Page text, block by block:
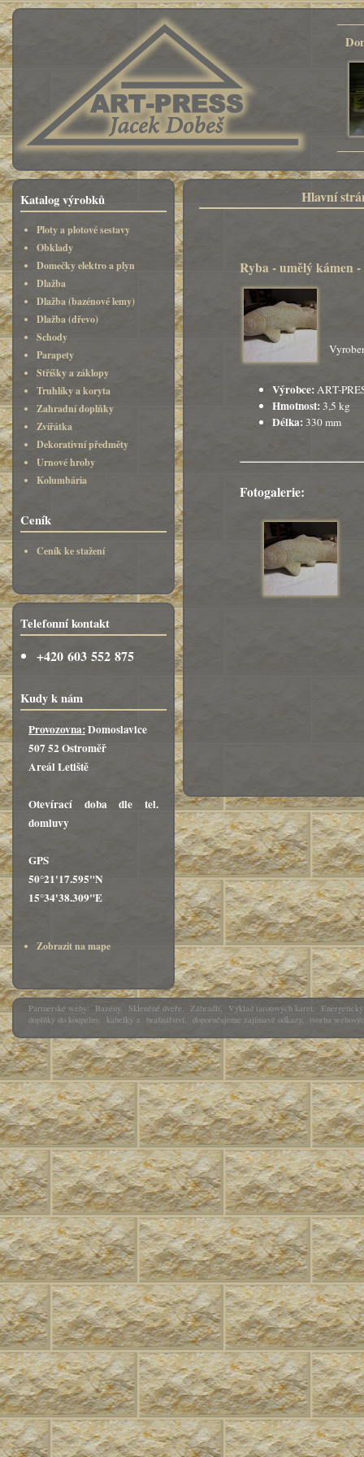
Katalog výrobků
Ploty a plotové sestavy
Obklady
Domečky elektro a plyn
Dlažba
Dlažba (bazénové lemy)
Dlažba (dřevo)
Schody
Parapety
Stříšky a záklopy
Truhlíky a koryta
Zahradní doplňky
Zvířátka
Dekorativní předměty
Urnové hroby
Kolumbária
Ceník
Ceník ke stažení
Telefonní kontakt
+420 603 552 875
Kudy k nám
Provozovna:Domoslavice
507 52 Ostroměř
Areál Letiště
Otevírací doba dle tel.
domluvy
GPS
50°21'17.595"N
15°34'38.309"E
Zobrazit na mape
Hlavní
Ryba - umělý kámen -
Výrobce:ART-
Hmotnost:3,5 kg
Délka:330 mm
Fotogalerie:
Partnerské weby: Bazény, Skleněné dveře, Zábradlí, Výklad tarotových karet,
doplňky do koupelny, kabelky z brašnářství, doporučujeme zajímavé odkazy, tvorba